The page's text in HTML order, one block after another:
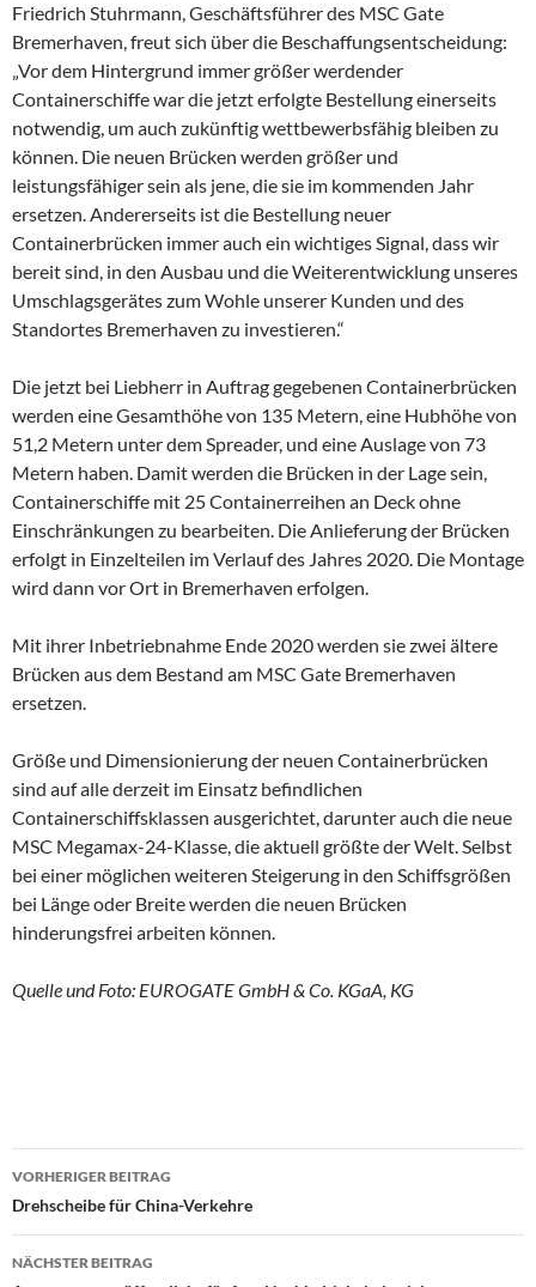
Friedrich Stuhrmann, Geschäftsführer des MSC Gate
Bremerhaven, freut sich über die Beschaffungsentscheidung:
„Vor dem Hintergrund immer größer werdender
Containerschiffe war die jetzt erfolgte Bestellung einerseits
notwendig, um auch zukünftig wettbewerbsfähig bleiben zu
können. Die neuen Brücken werden größer und
leistungsfähiger sein als jene, die sie im kommenden Jahr
ersetzen. Andererseits ist die Bestellung neuer
Containerbrücken immer auch ein wichtiges Signal, dass wir
bereit sind, in den Ausbau und die Weiterentwicklung unseres
Umschlagsgerätes zum Wohle unserer Kunden und des
Standortes Bremerhaven zu investieren.“
Die jetzt bei Liebherr in Auftrag gegebenen Containerbrücken
werden eine Gesamthöhe von 135 Metern, eine Hubhöhe von
51,2 Metern unter dem Spreader, und eine Auslage von 73
Metern haben. Damit werden die Brücken in der Lage sein,
Containerschiffe mit 25 Containerreihen an Deck ohne
Einschränkungen zu bearbeiten. Die Anlieferung der Brücken
erfolgt in Einzelteilen im Verlauf des Jahres 2020. Die Montage
wird dann vor Ort in Bremerhaven erfolgen.
Mit ihrer Inbetriebnahme Ende 2020 werden sie zwei ältere
Brücken aus dem Bestand am MSC Gate Bremerhaven
ersetzen.
Größe und Dimensionierung der neuen Containerbrücken
sind auf alle derzeit im Einsatz befindlichen
Containerschiffsklassen ausgerichtet, darunter auch die neue
MSC Megamax-24-Klasse, die aktuell größte der Welt. Selbst
bei einer möglichen weiteren Steigerung in den Schiffsgrößen
bei Länge oder Breite werden die neuen Brücken
hinderungsfrei arbeiten können.
Quelle und Foto: EUROGATE GmbH & Co. KGaA, KG
Beitragsnavigation
VORHERIGER BEITRAG
Drehscheibe für China-Verkehre
NÄCHSTER BEITRAG